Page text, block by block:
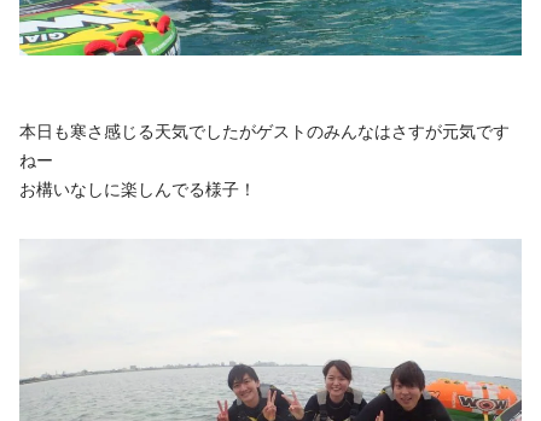
本日も寒さ感じる天気でしたがゲストのみんなはさすが元気です
ねー
お構いなしに楽しんでる様子！